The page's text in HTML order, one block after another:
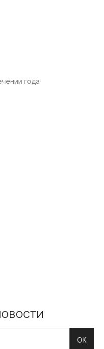
года
ОК